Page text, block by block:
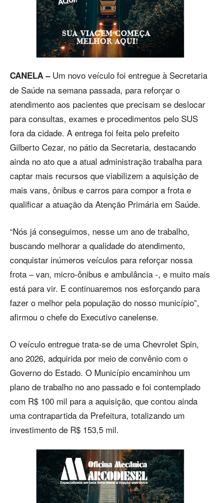
CANELA –Um novo veículo foi entregue à Secretaria
de Saúde na semana passada, para reforçar o
atendimento aos pacientes que precisam se deslocar
para consultas, exames e procedimentos pelo SUS
fora da cidade. A entrega foi feita pelo prefeito
Gilberto Cezar, no pátio da Secretaria, destacando
ainda no ato que a atual administração trabalha para
captar mais recursos que viabilizem a aquisição de
mais vans, ônibus e carros para compor a frota e
qualificar a atuação da Atenção Primária em Saúde.
“Nós já conseguimos, nesse um ano de trabalho,
buscando melhorar a qualidade do atendimento,
conquistar inúmeros veículos para reforçar nossa
frota – van, micro-ônibus e ambulância -, e muito mais
está para vir. E continuaremos nos esforçando para
fazer o melhor pela população do nosso município”,
afirmou o chefe do Executivo canelense.
O veículo entregue trata-se de uma Chevrolet Spin,
ano 2026, adquirida por meio de convênio com o
Governo do Estado. O Município encaminhou um
plano de trabalho no ano passado e foi contemplado
com R$ 100 mil para a aquisição, que contou ainda
uma contrapartida da Prefeitura, totalizando um
investimento de R$ 153,5 mil.